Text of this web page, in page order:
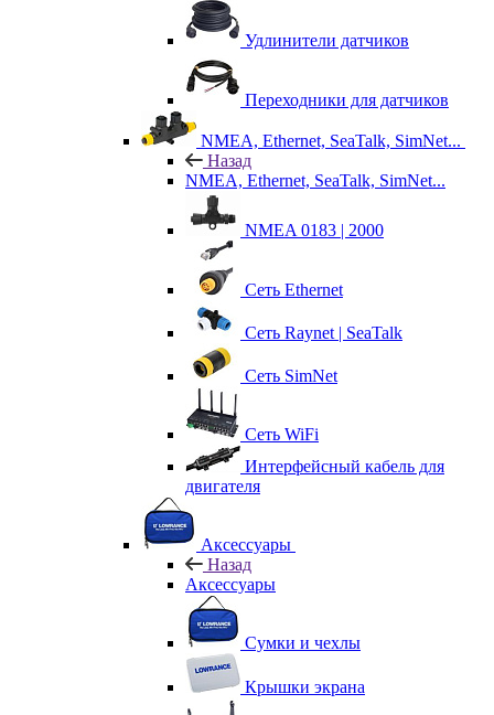
Удлинители датчиков
Переходники для датчиков
NMEA, Ethernet, SeaTalk, SimNet...
Назад
NMEA, Ethernet, SeaTalk, SimNet...
NMEA 0183 | 2000
Сеть Ethernet
Сеть Raynet | SeaTalk
Сеть SimNet
Сеть WiFi
Интерфейсный кабель для
двигателя
Аксессуары
Назад
Аксессуары
Сумки и чехлы
Крышки экрана